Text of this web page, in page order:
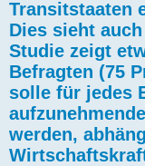
Transitstaaten
Dies sieht
Studie zeigt
Befragten (75
solle für jedes
werden,